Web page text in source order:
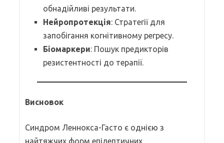
обнадійливі результати.
Нейропротекція: Стратегії для
запобігання когнітивному регресу.
Біомаркери: Пошук предикторів
резистентності до терапії.
Висновок
Синдром Леннокса-Гасто є однією з
найтяжчих форм епілептичних